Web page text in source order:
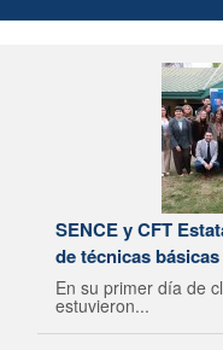
SENCE y CFT
de técnicas
En su primer día de
estuvieron...